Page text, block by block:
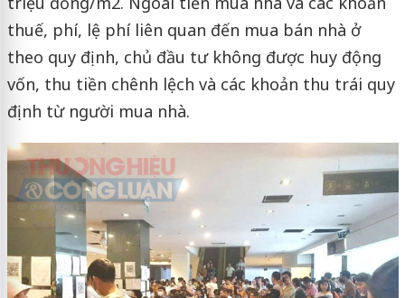
thuế, phí, lệ phí liên quan đến mua bán nhà ở
theo quy định, chủ đầu tư không được huy động
vốn, thu tiền chênh lệch và các khoản thu trái quy
định từ người mua nhà.